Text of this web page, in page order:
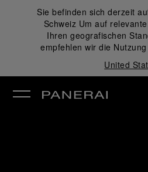
Sie befinden sich derzeit
Schweiz Um auf
Ihren geografischen
empfehlen wir die
United